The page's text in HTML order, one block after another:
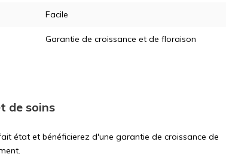
Facile
Garantie de croissance et de floraison
de soins
état et bénéficierez d'une garantie de croissance de